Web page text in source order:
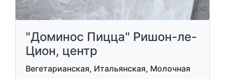
"Доминос Пицца" Ришон-ле-
Цион, центр
Вегетарианская, Итальянская, Молочная